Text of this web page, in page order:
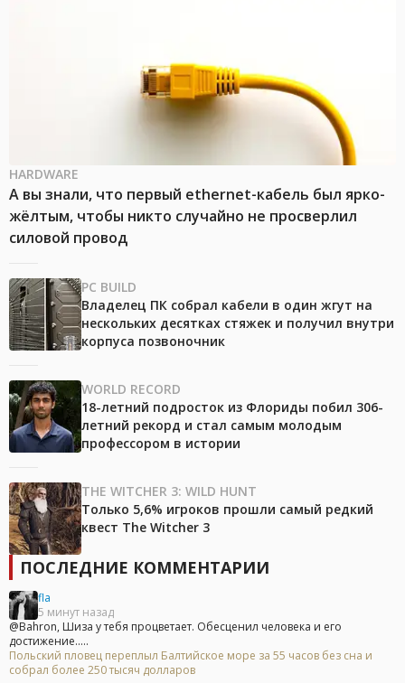
HARDWARE
А вы знали, что первый ethernet-кабель был ярко-
жёлтым, чтобы никто случайно не просверлил
силовой провод
PC BUILD
Владелец ПК собрал кабели в один жгут на
нескольких десятках стяжек и получил внутри
корпуса позвоночник
WORLD RECORD
18-летний подросток из Флориды побил 306-
летний рекорд и стал самым молодым
профессором в истории
THE WITCHER 3: WILD HUNT
Только 5,6% игроков прошли самый редкий
квест The Witcher 3
ПОСЛЕДНИЕ КОММЕНТАРИИ
fla
5 минут назад
@Bahron, Шиза у тебя процветает. Обесценил человека и его
достижение.....
Польский пловец переплыл Балтийское море за 55 часов без сна и
собрал более 250 тысяч долларов